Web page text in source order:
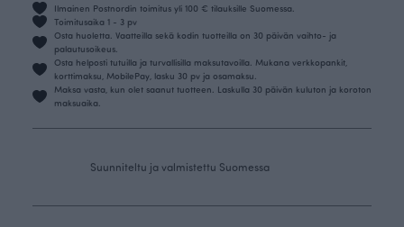
Ilmainen Postnordin toimitus yli 100 € tilauksille Suomessa.
Toimitusaika 1 - 3 pv
Osta huoletta. Vaatteilla sekä kodin tuotteilla on 30 päivän vaihto- ja
palautusoikeus.
Osta helposti tutuilla ja turvallisilla maksutavoilla. Mukana verkkopankit,
korttimaksu, MobilePay, lasku 30 pv ja osamaksu.
Maksa vasta, kun olet saanut tuotteen. Laskulla 30 päivän kuluton ja koroton
maksuaika.
Suunniteltu ja valmistettu Suomessa